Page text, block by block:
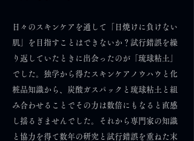
日々のスキンケアを通して「日焼けに負けない
肌」を目指すことはできないか？試行錯誤を繰
り返していたときに出会ったのが「琉球粘土」
でした。独学から得たスキンケアノウハウと化
粧品知識から、炭酸ガスパックと琉球粘土と組
み合わせることでその力は数倍にもなると直感
し揺るぎませんでした。それから専門家の知識
と協力を得て数年の研究と試行錯誤を重ねた末